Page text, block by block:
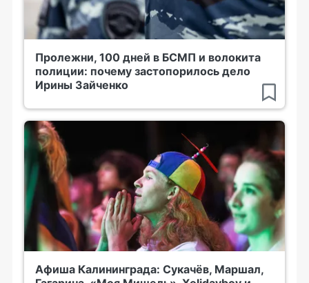
Пролежни, 100 дней в БСМП и волокита
полиции: почему застопорилось дело
Ирины Зайченко
Афиша Калининграда: Сукачёв, Маршал,